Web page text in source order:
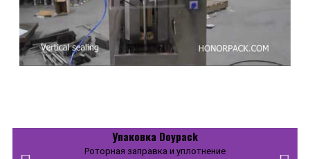
Упаковка Doypack
Роторная заправка и уплотнение